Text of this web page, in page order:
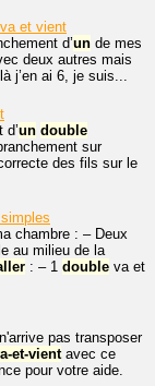
va et vient
d’un de mes
deux autres mais
j’en ai 6, je suis...
un double
sur
des fils sur le
chambre : – Deux
au milieu de la
: – 1 double va et
pas transposer
et-vient avec ce
pour votre aide.